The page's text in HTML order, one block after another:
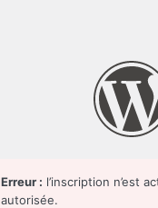
Erreur : l’inscription n’est
autorisée.